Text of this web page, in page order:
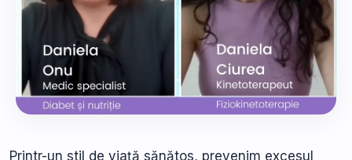
Printr-un stil de viață sănătos, prevenim excesul